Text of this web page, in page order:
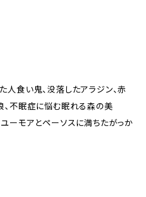
人食い鬼、没落したアラジン、赤
、不眠症に悩む眠れる森の美
ーモアとペーソスに満ちたがっか